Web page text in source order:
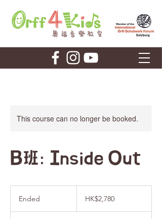
This course can no longer be booked.
B班: Inside Out
Ended HK$2,780